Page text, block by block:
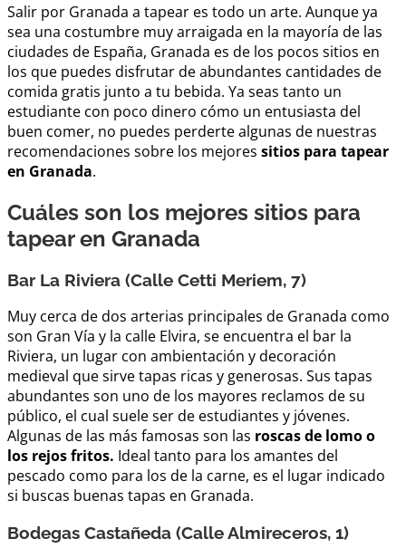
Salir por Granada a tapear es todo un arte. Aunque ya
sea una costumbre muy arraigada en la mayoría de las
ciudades de España, Granada es de los pocos sitios en
los que puedes disfrutar de abundantes cantidades de
comida gratis junto a tu bebida. Ya seas tanto un
estudiante con poco dinero cómo un entusiasta del
buen comer, no puedes perderte algunas de nuestras
recomendaciones sobre los mejores sitios para tapear
en Granada.
Cuáles son los mejores sitios para
tapear en Granada
Bar La Riviera (Calle Cetti Meriem, 7)
Muy cerca de dos arterias principales de Granada como
son Gran Vía y la calle Elvira, se encuentra el bar la
Riviera, un lugar con ambientación y decoración
medieval que sirve tapas ricas y generosas. Sus tapas
abundantes son uno de los mayores reclamos de su
público, el cual suele ser de estudiantes y jóvenes.
Algunas de las más famosas son las roscas de lomo o
los rejos fritos. Ideal tanto para los amantes del
pescado como para los de la carne, es el lugar indicado
si buscas buenas tapas en Granada.
Bodegas Castañeda (Calle Almireceros, 1)